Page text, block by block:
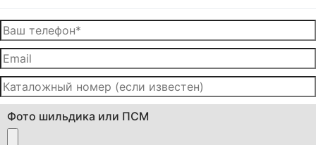
Фото шильдика или ПСМ